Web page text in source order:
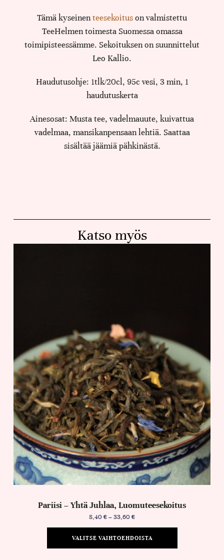
Tämä kyseinenteesekoituson valmistettu
TeeHelmen toimesta Suomessa omassa
toimipisteessämme. Sekoituksen on suunnittelut
Leo Kallio.
Haudutusohje: 1tlk/20cl, 95c vesi, 3 min, 1
haudutuskerta
Ainesosat: Musta tee, vadelmauute, kuivattua
vadelmaa, mansikanpensaan lehtiä. Saattaa
sisältää jäämiä pähkinästä.
Katso myös
Pariisi – Yhtä Juhlaa, Luomuteesekoitus
8,40 €–33,60 €
VALITSE VAIHTOEHDOISTA